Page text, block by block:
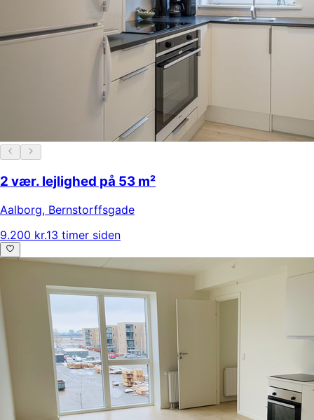
2 vær. lejlighed på 53 m²
Aalborg, Bernstorffsgade
9.200 kr.13 timer siden